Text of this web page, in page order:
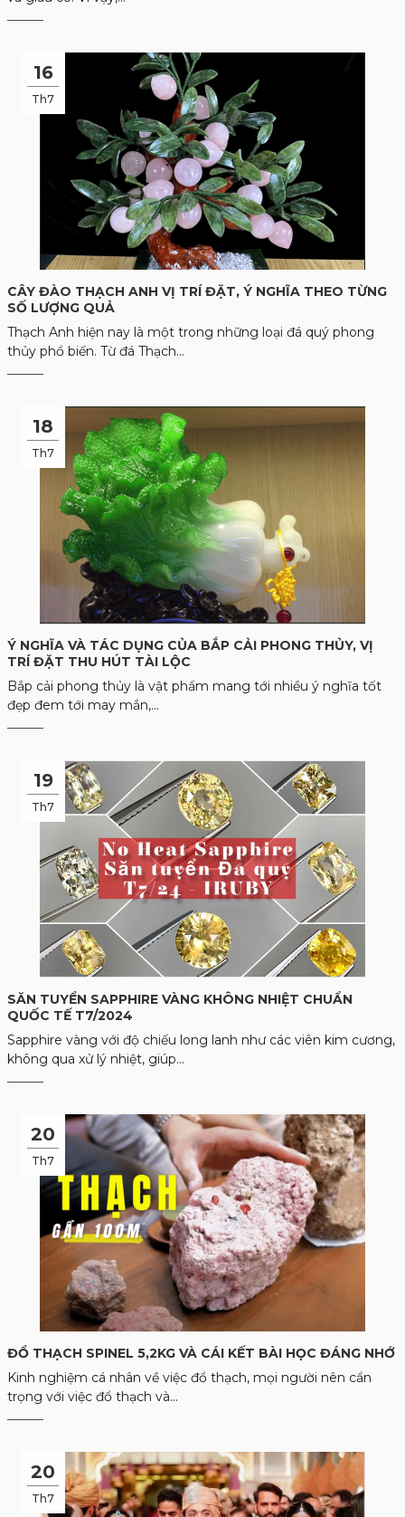
16
Th7
CÂY ĐÀO THẠCH ANH VỊ TRÍ ĐẶT, Ý NGHĨA THEO TỪNG
SỐ LƯỢNG QUẢ
Thạch Anh hiện nay là một trong những loại đá quý phong
thủy phổ biến. Từ đá Thạch...
18
Th7
Ý NGHĨA VÀ TÁC DỤNG CỦA BẮP CẢI PHONG THỦY, VỊ
TRÍ ĐẶT THU HÚT TÀI LỘC
Bắp cải phong thủy là vật phẩm mang tới nhiều ý nghĩa tốt
đẹp đem tới may mắn,...
19
Th7
SĂN TUYỂN SAPPHIRE VÀNG KHÔNG NHIỆT CHUẨN
QUỐC TẾ T7/2024
Sapphire vàng với độ chiếu long lanh như các viên kim cương,
không qua xử lý nhiệt, giúp...
20
Th7
ĐỔ THẠCH SPINEL 5,2KG VÀ CÁI KẾT BÀI HỌC ĐÁNG NHỚ
Kinh nghiệm cá nhân về việc đổ thạch, mọi người nên cẩn
trọng với việc đổ thạch và...
20
Th7